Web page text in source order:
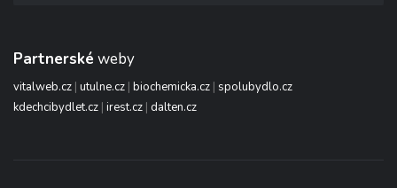
Partnerské weby
vitalweb.cz | utulne.cz | biochemicka.cz | spolubydlo.cz
kdechcibydlet.cz | irest.cz | dalten.cz